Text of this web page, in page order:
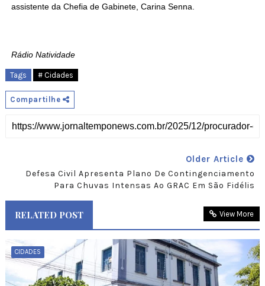
assistente da Chefia de Gabinete, Carina Senna.
Rádio Natividade
Tags # Cidades
Compartilhe
Older Article
Defesa Civil Apresenta Plano De Contingenciamento
Para Chuvas Intensas Ao GRAC Em São Fidélis
RELATED POST View More
CIDADES